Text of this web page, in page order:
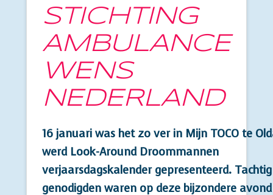
STICHTING
AMBULANCE
WENS
NEDERLAND
16 januari was het zo ver in Mijn TOCO te
werd Look-Around Droommannen
verjaarsdagskalender gepresenteerd. Tachtig
genodigden waren op deze bijzondere avond